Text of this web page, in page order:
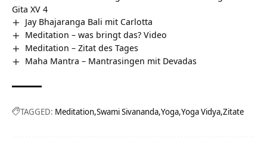
Gita XV 4
Jay Bhajaranga Bali mit Carlotta
Meditation – was bringt das? Video
Meditation – Zitat des Tages
Maha Mantra – Mantrasingen mit Devadas
TAGGED: Meditation Swami Sivananda Yoga Yoga Vidya Zitate